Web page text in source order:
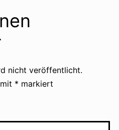
nicht veröffentlicht.
* markiert